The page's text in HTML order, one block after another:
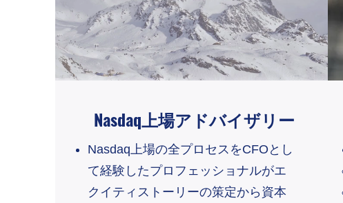
Nasdaq上場アドバイザリー
Nasdaq上場の全プロセスをCFOとし
て経験したプロフェッショナルがエ
クイティストーリーの策定から資本